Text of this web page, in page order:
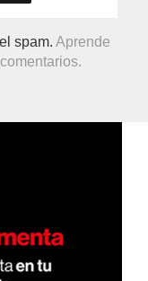
spam.Aprende